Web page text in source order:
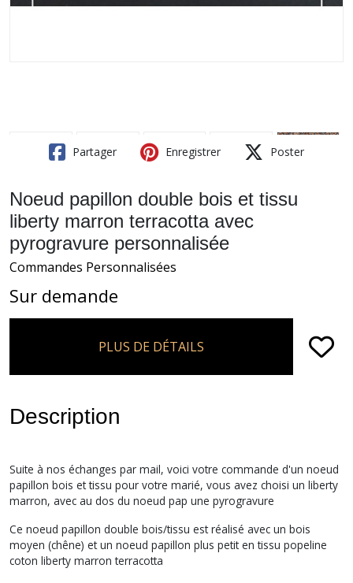
Partager Enregistrer Poster
Noeud papillon double bois et tissu
liberty marron terracotta avec
pyrogravure personnalisée
Commandes Personnalisées
Sur demande
PLUS DE DÉTAILS
Description
Suite à nos échanges par mail, voici votre commande d'un noeud
papillon bois et tissu pour votre marié, vous avez choisi un liberty
marron, avec au dos du noeud pap une pyrogravure
Ce noeud papillon double bois/tissu est réalisé avec un bois
moyen (chêne) et un noeud papillon plus petit en tissu popeline
coton liberty marron terracotta